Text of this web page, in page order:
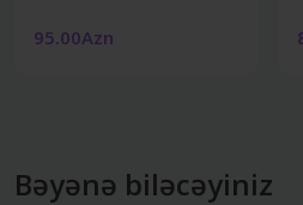
95.00Azn
Bəyənə biləcəyiniz